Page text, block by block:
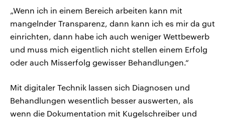
„Wenn ich in einem Bereich arbeiten kann mit
mangelnder Transparenz, dann kann ich es mir da gut
einrichten, dann habe ich auch weniger Wettbewerb
und muss mich eigentlich nicht stellen einem Erfolg
oder auch Misserfolg gewisser Behandlungen.“
Mit digitaler Technik lassen sich Diagnosen und
Behandlungen wesentlich besser auswerten, als
wenn die Dokumentation mit Kugelschreiber und